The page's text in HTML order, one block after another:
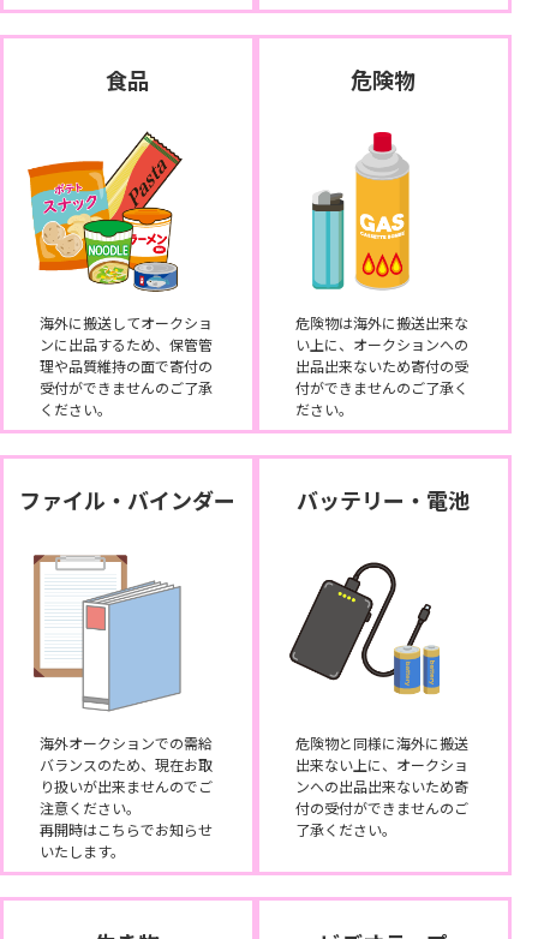
食品
海外に搬送してオークショ
ンに出品するため、保管管
理や品質維持の面で寄付の
受付ができませんのご了承
ください。
危険物
危険物は海外に搬送出来な
い上に、オークションへの
出品出来ないため寄付の受
付ができませんのご了承く
ださい。
ファイル・バインダー
海外オークションでの需給
バランスのため、現在お取
り扱いが出来ませんのでご
注意ください。
再開時はこちらでお知らせ
いたします。
バッテリー・電池
危険物と同様に海外に搬送
出来ない上に、オークショ
ンへの出品出来ないため寄
付の受付ができませんのご
了承ください。